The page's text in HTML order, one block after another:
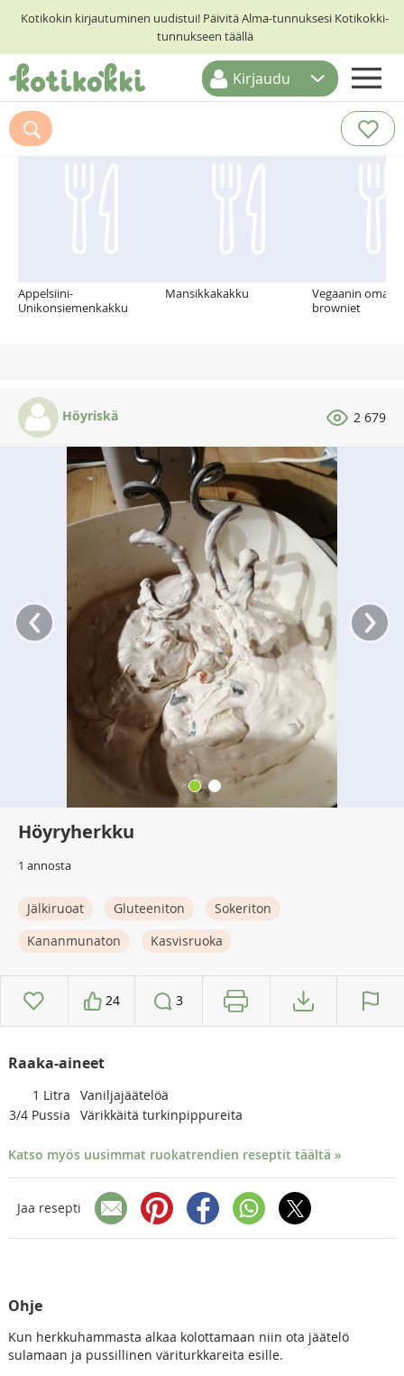
Kotikokin kirjautuminen uudistui! Päivitä Alma-tunnuksesi Kotikokki-
tunnukseen täällä
ETUSIVU
RESEPTIHAKU
Kirjaudu
Suosittelemme myös
Appelsiini-
Unikonsiemenkakku
Mansikkakakku
Vegaanin
browniet
Höyriskä 2 679
‹ ›
Höyryherkku
1 annosta
Jälkiruoat Gluteeniton
Sokeriton
Kananmunaton
Kasvisruoka
24 3
Raaka-aineet
1 Litra
Vaniljajäätelöä
3/4 Pussia Värikkäitä turkinpippureita
Katso myös uusimmat ruokatrendien reseptit täältä »
Jaa resepti
Ohje
Kun herkkuhammasta alkaa kolottamaan niin ota jäätelö
sulamaan ja pussillinen väriturkkareita esille.